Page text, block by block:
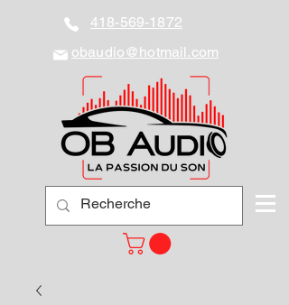
418-569-1872
obaudio@hotmail.com